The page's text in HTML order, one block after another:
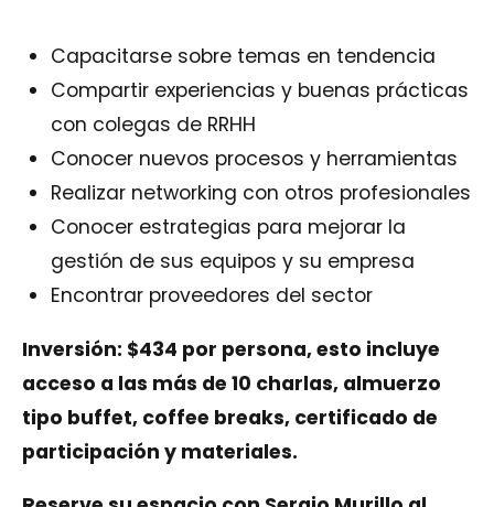
Capacitarse sobre temas en tendencia
Compartir experiencias y buenas prácticas
con colegas de RRHH
Conocer nuevos procesos y herramientas
Realizar networking con otros profesionales
Conocer estrategias para mejorar la
gestión de sus equipos y su empresa
Encontrar proveedores del sector
Inversión: $434 por persona, esto incluye
acceso a las más de 10 charlas, almuerzo
tipo buffet, coffee breaks, certificado de
participación y materiales.